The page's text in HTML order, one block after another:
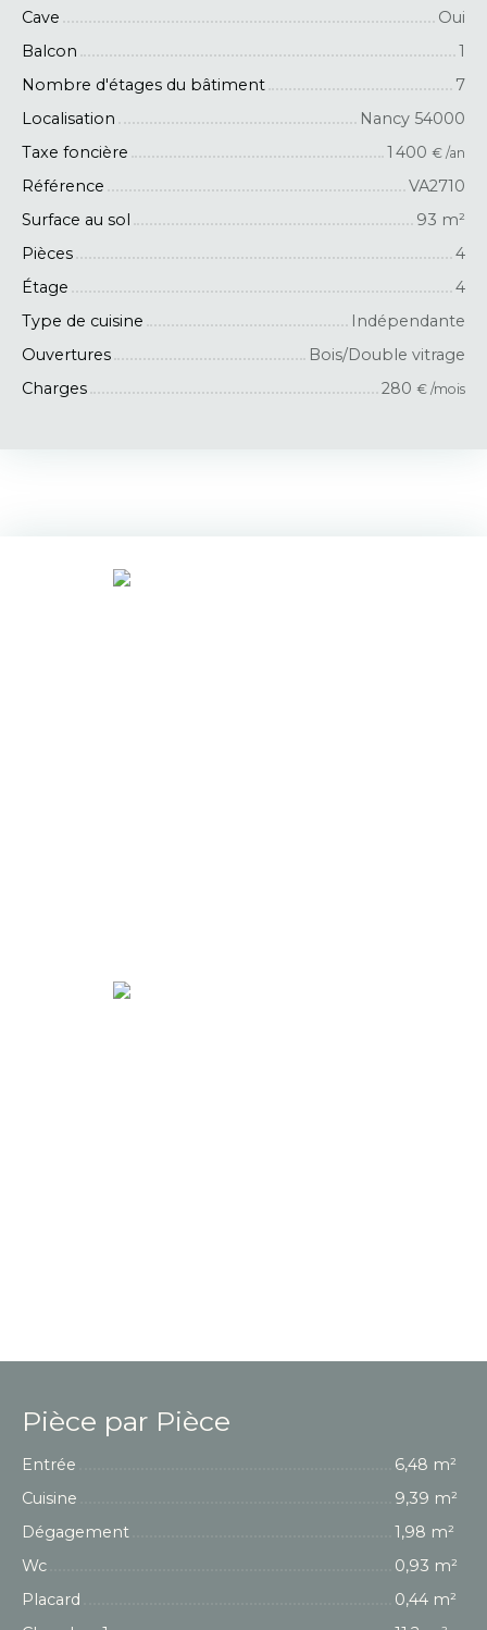
Cave
Oui
Balcon
1
Nombre d'étages du bâtiment
7
Localisation
Nancy 54000
Taxe foncière
1 400 € /an
Référence
VA2710
Surface au sol
93 m²
Pièces
4
Étage
4
Type de cuisine
Indépendante
Ouvertures
Bois/Double vitrage
Charges
280 € /mois
Pièce par Pièce
Entrée
6,48 m²
Cuisine
9,39 m²
Dégagement
1,98 m²
Wc
0,93 m²
Placard
0,44 m²